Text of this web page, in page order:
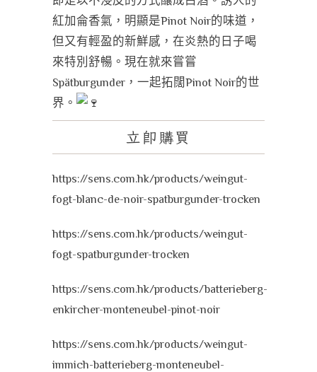
紅加侖香氣，明顯是Pinot Noir的味道，
但又有輕盈的新鮮感，在炎熱的日子喝
來特別舒暢。現在就來嘗嘗
Spätburgunder，一起拓闊Pinot Noir的世
界。
立即購買
https://sens.com.hk/products/weingut-
fogt-blanc-de-noir-spatburgunder-trocken
https://sens.com.hk/products/weingut-
fogt-spatburgunder-trocken
https://sens.com.hk/products/batterieberg-
enkircher-monteneubel-pinot-noir
https://sens.com.hk/products/weingut-
immich-batterieberg-monteneubel-